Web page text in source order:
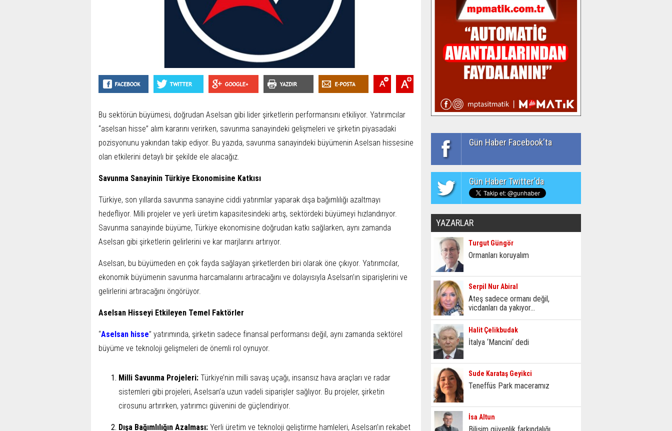
Bu sektörün büyümesi, doğrudan Aselsan gibi lider şirketlerin performansını etkiliyor. Yatırımcılar
“aselsan hisse” alım kararını verirken, savunma sanayindeki gelişmeleri ve şirketin piyasadaki
pozisyonunu yakından takip ediyor. Bu yazıda, savunma sanayindeki büyümenin Aselsan hissesine
olan etkilerini detaylı bir şekilde ele alacağız.
Savunma Sanayinin Türkiye Ekonomisine Katkısı
Türkiye, son yıllarda savunma sanayine ciddi yatırımlar yaparak dışa bağımlılığı azaltmayı
hedefliyor. Milli projeler ve yerli üretim kapasitesindeki artış, sektördeki büyümeyi hızlandırıyor.
Savunma sanayinde büyüme, Türkiye ekonomisine doğrudan katkı sağlarken, aynı zamanda
Aselsan gibi şirketlerin gelirlerini ve kar marjlarını artırıyor.
Aselsan, bu büyümeden en çok fayda sağlayan şirketlerden biri olarak öne çıkıyor. Yatırımcılar,
ekonomik büyümenin savunma harcamalarını artıracağını ve dolayısıyla Aselsan’ın siparişlerini ve
gelirlerini artıracağını öngörüyor.
Aselsan Hisseyi Etkileyen Temel Faktörler
“Aselsan hisse” yatırımında, şirketin sadece finansal performansı değil, aynı zamanda sektörel
büyüme ve teknoloji gelişmeleri de önemli rol oynuyor.
Milli Savunma Projeleri: Türkiye’nin milli savaş uçağı, insansız hava araçları ve radar
sistemleri gibi projeleri, Aselsan’a uzun vadeli siparişler sağlıyor. Bu projeler, şirketin
cirosunu artırırken, yatırımcı güvenini de güçlendiriyor.
Dışa Bağımlılığın Azalması: Yerli üretim ve teknoloji geliştirme hamleleri, Aselsan’ın rekabet
Gün Haber Facebook'ta
Gün Haber Twitter'da
YAZARLAR
Turgut Güngör
Ormanları koruyalım
Serpil Nur Abiral
Ateş sadece ormanı değil,
vicdanları da yakıyor...
Halit Çelikbudak
İtalya ‘Mancini‘ dedi
Sude Karataş Geyikci
Teneffüs Park maceramız
İsa Altun